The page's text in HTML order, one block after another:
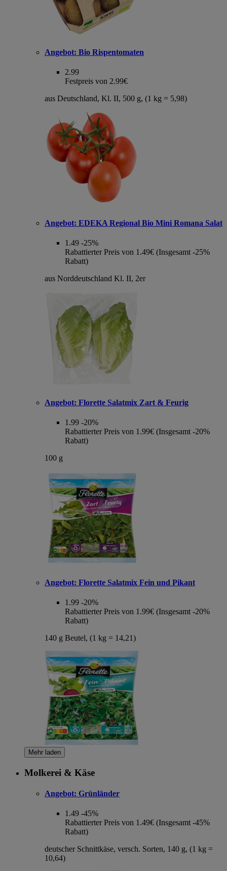
Angebot: Bio Rispentomaten
2.99
Festpreis von 2.99€
aus Deutschland, Kl. II, 500 g, (1 kg = 5,98)
Angebot: EDEKA Regional Bio Mini Romana Salat
1.49 -25%
Rabattierter Preis von 1.49€ (Insgesamt -25%
Rabatt)
aus Norddeutschland Kl. II, 2er
Angebot: Florette Salatmix Zart & Feurig
1.99 -20%
Rabattierter Preis von 1.99€ (Insgesamt -20%
Rabatt)
100 g
Angebot: Florette Salatmix Fein und Pikant
1.99 -20%
Rabattierter Preis von 1.99€ (Insgesamt -20%
Rabatt)
140 g Beutel, (1 kg = 14,21)
Mehr laden
Molkerei & Käse
Angebot: Grünländer
1.49 -45%
Rabattierter Preis von 1.49€ (Insgesamt -45%
Rabatt)
deutscher Schnittkäse, versch. Sorten, 140 g, (1 kg =
10,64)